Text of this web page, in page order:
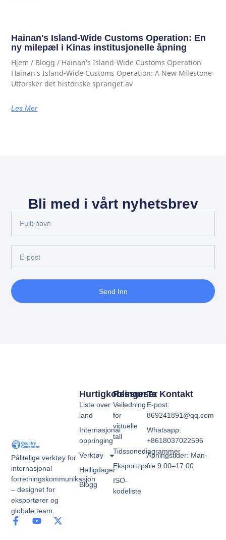
Hainan's Island-Wide Customs Operation: En
ny milepæl i Kinas institusjonelle åpning
Hjem / Blogg / Hainan's Island-Wide Customs Operation
Hainan's Island-Wide Customs Operation: A New Milestone
Utforsker det historiske spranget av
Les Mer
Bli med i vårt nyhetsbrev
Send Inn
Pålitelige verktøy for
internasjonal
forretningskommunikasjon
– designet for
eksportører og
globale team.
Ressurser
Veiledning
for
virtuelle
tall
Tidssonediagrammer
Eksporttips
ISO-
kodeliste
Hurtigkoblinger
Liste over
land
Internasjonal
oppringing
Verktøy
Helligdager
Blogg
Ta Kontakt
E-post:
869241891@qq.com
Whatsapp:
+8618037022596
Åpningstider: Man-
fre 9.00–17.00